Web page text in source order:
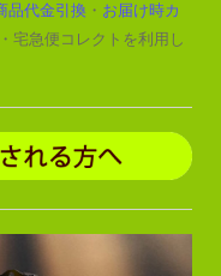
品代金引換 ・ お届け時カ
宅急便コレクトを利用し